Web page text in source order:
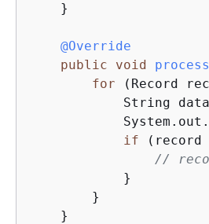
    }
@Override
public
void
for (Record
String
if (record
//
            }
        }
    }